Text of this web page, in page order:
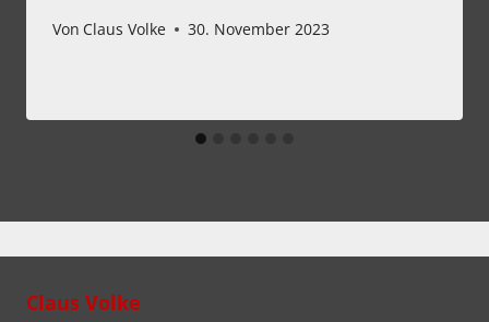
Von Claus Volke 30. November 2023
Claus Volke